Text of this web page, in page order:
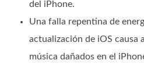
del iPhone.
Una falla repentina de
actualización de iOS causa
música dañados en el